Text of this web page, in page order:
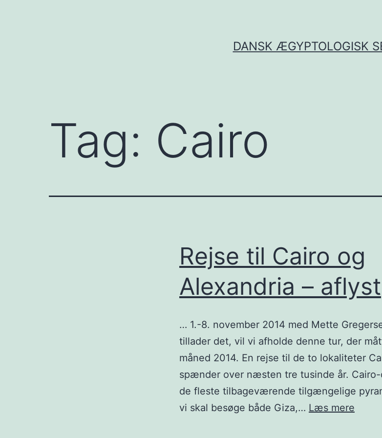
DANSK ÆGYPTOLOGISK
Tag: Cairo
Rejse til Cairo og
Alexandria – aflyst
… 1.-8. november 2014 med Mette
tillader det, vil vi afholde denne tur, der
måned 2014. En rejse til de to lokaliteter
spænder over næsten tre tusinde år.
de fleste tilbageværende tilgængelige
vi skal besøge både Giza,… Læs mere